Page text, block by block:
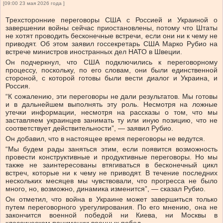
[09:00 23 мая 2026 года ]
Трехсторонние переговоры США с Россией и Украиной о
завершении войны сейчас приостановлены, потому что Штаты
не хотят проводить бесконечные встречи, если они ни к чему не
приводят. Об этом заявил госсекретарь США Марко Рубио на
встрече министров иностранных дел НАТО в Швеции.
Он подчеркнул, что США подключились к переговорному
процессу, поскольку, по его словам, они были единственной
стороной, с которой готовы были вести диалог и Украина, и
Россия.
“К сожалению, эти переговоры не дали результатов. Мы готовы
и в дальнейшем выполнять эту роль. Несмотря на ложные
утечки информации, несмотря на рассказы о том, что мы
заставляем украинцев занимать ту или иную позицию, что не
соответствует действительности”, — заявил Рубио.
Он добавил, что в настоящее время переговоры не ведутся.
“Мы будем рады заняться этим, если появится возможность
провести конструктивные и продуктивные переговоры. Но мы
также не заинтересованы втягиваться в бесконечный цикл
встреч, которые ни к чему не приводят. В течение последних
нескольких месяцев мы чувствовали, что прогресса не было
много, но, возможно, динамика изменится”, — сказал Рубио.
Он отметил, что война в Украине может завершиться только
путем переговорного урегулирования. По его мнению, она не
закончится военной победой ни Киева, ни Москвы в